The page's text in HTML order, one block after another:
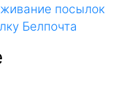
посылок
Белпочта